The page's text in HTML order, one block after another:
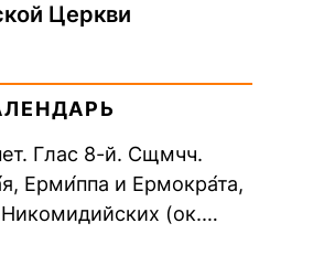
Церкви
Глас 8-й. Сщмчч.
Ерми́ппа и Ермокра́та,
(ок.